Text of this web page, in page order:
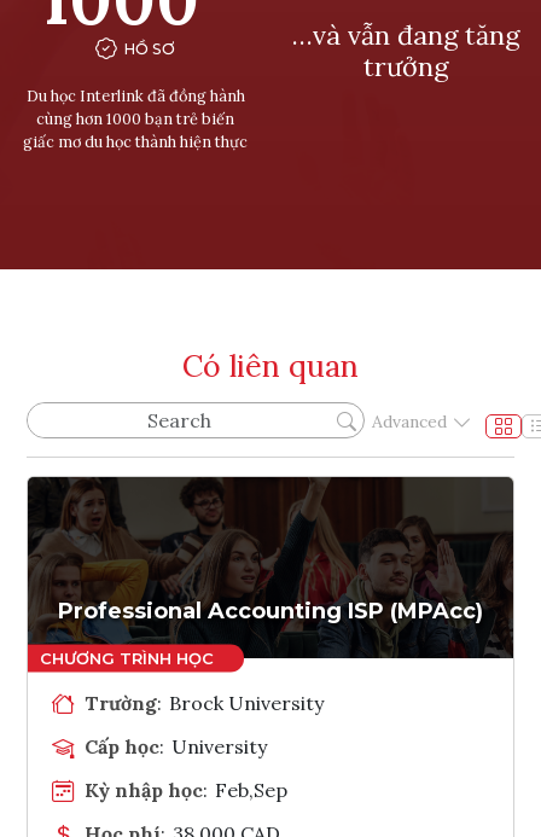
HỒ SƠ
Du học Interlink đã đồng hành
cùng hơn 1000 bạn trẻ biến
giấc mơ du học thành hiện thực
…và vẫn đang tăng
trưởng
Có liên quan
Advanced
Professional Accounting ISP (MPAcc)
Trường: Brock University
Cấp học: University
Kỳ nhập học: Feb,Sep